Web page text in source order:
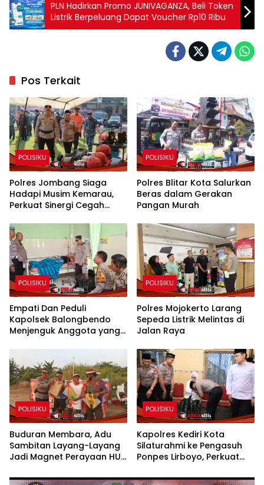
PLN Hadirkan Promo JUNIVAGANZA, Beli Token
Listrik Berpeluang Dapat Voucher Rp10 Ribu
Pos Terkait
POLISIKU
Polres Jombang Siaga
Hadapi Musim Kemarau,
Perkuat Sinergi Cegah
POLISIKU
Polres Blitar Kota Salurkan
Beras dalam Gerakan
Pangan Murah
POLISIKU
Empati Dan Peduli
Kapolsek Balongbendo
Menjenguk Anggota yang
POLISIKU
Polres Mojokerto Larang
Sepeda Listrik Melintas di
Jalan Raya
POLISIKU
Buduran Membara, Adu
Sambitan Layang-Layang
Jadi Magnet Perayaan HUT
POLISIKU
Kapolres Kediri Kota
Silaturahmi ke Pengasuh
Ponpes Lirboyo, Perkuat